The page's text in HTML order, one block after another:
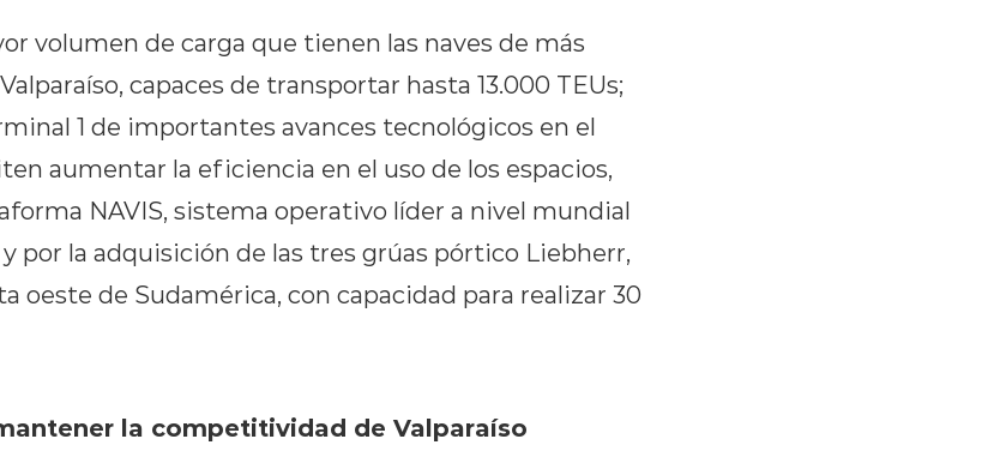
volumen de carga que tienen las naves de más
capaces de transportar hasta 13.000 TEUs;
1 de importantes avances tecnológicos en el
aumentar la eficiencia en el uso de los espacios,
NAVIS, sistema operativo líder a nivel mundial
por la adquisición de las tres grúas pórtico Liebherr,
oeste de Sudamérica, con capacidad para realizar 30
la competitividad de Valparaíso